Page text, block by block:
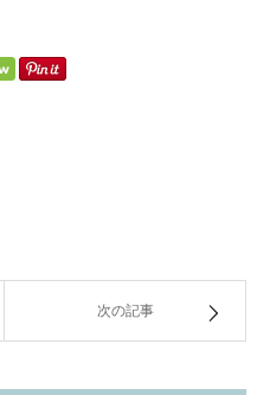
次の記事